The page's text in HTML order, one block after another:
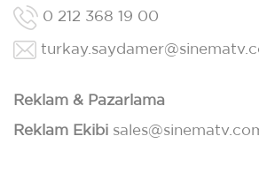
0 212 368 19 00
Reklam & Pazarlama
Reklam Ekibi